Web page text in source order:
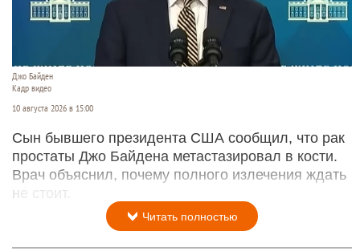
Джо Байден
Кадр видео
10 августа 2026 в 15:00
Сын бывшего президента США сообщил, что рак
простаты Джо Байдена метастазировал в кости.
Врач объяснил, почему полного излечения ждать
не стоит.
Читать полностью